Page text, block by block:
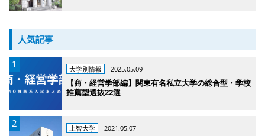
人気記事
大学別情報 2025.05.09
【商・経営学部編】関東有名私立大学の総合型・学校
推薦型選抜22選
上智大学 2021.05.07